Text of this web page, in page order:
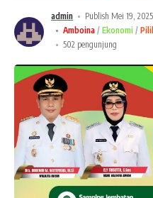
admin
Publish Mei 19, 2025
Amboina
Ekonomi
502 pengunjung